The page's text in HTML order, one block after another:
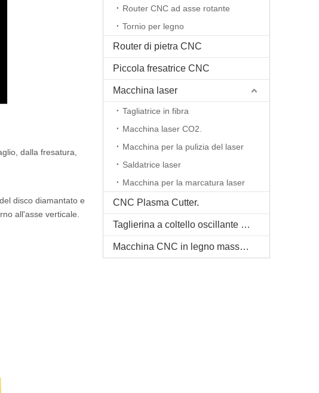
dalla fresatura,
disco diamantato e
all'asse verticale.
Router CNC ad asse rotante
Tornio per legno
Router di pietra CNC
Piccola fresatrice CNC
Macchina laser
Tagliatrice in fibra
Macchina laser CO2.
Macchina per la pulizia del laser
Saldatrice laser
Macchina per la marcatura laser
CNC Plasma Cutter.
Taglierina a coltello oscillante CNC
Macchina CNC in legno massello